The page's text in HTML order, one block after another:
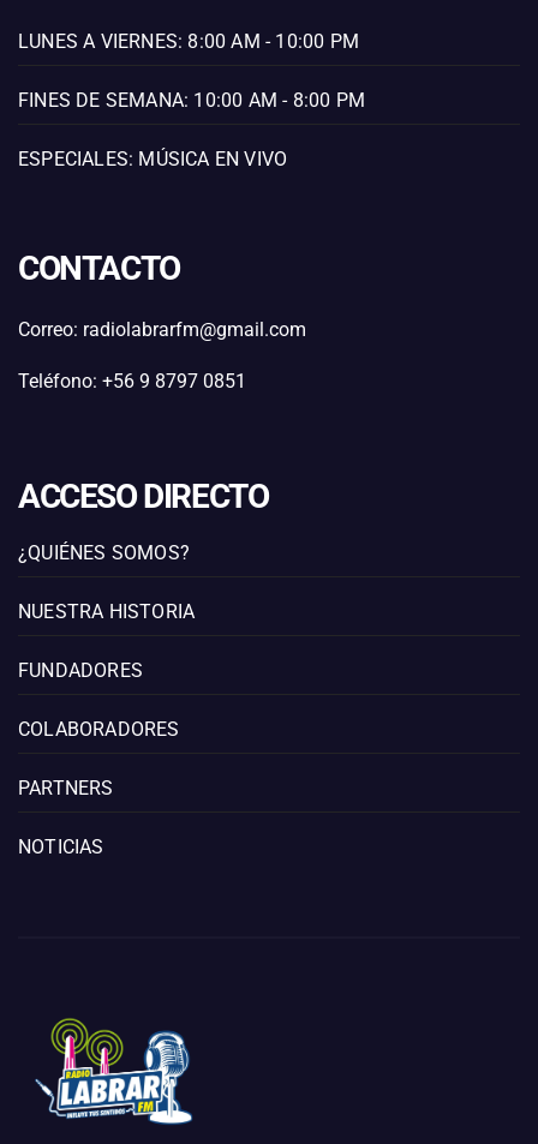
LUNES A VIERNES: 8:00 AM - 10:00 PM
FINES DE SEMANA: 10:00 AM - 8:00 PM
ESPECIALES: MÚSICA EN VIVO
CONTACTO
Correo: radiolabrarfm@gmail.com
Teléfono: +56 9 8797 0851
ACCESO DIRECTO
¿QUIÉNES SOMOS?
NUESTRA HISTORIA
FUNDADORES
COLABORADORES
PARTNERS
NOTICIAS